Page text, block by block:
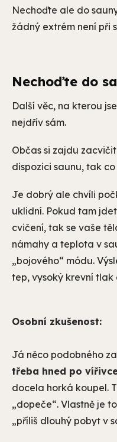
Nechoďte ale do
žádný extrém není při
Nechoďte do
Další věc, na kterou
nejdřív sám.
Občas si zajdu
dispozici saunu, tak
Je dobrý ale chvíli
uklidní. Pokud tam
cvičení, tak se vaše
námahy a teplota v
„bojového“ módu.
tep, vysoký krevní tlak
Osobní zkušenost:
Já něco podobného
třeba hned po
docela horká koupel.
„dopeče“. Vlastně je
„příliš dlouhý pobyt v